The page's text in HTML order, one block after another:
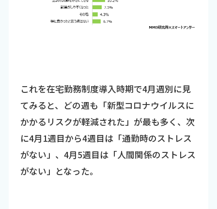
これを在宅勤務制度導入時期で4月週別に見
てみると、どの週も「新型コロナウイルスに
かかるリスクが軽減された」が最も多く、次
に4月1週目から4週目は「通勤時のストレス
がない」、4月5週目は「人間関係のストレス
がない」となった。